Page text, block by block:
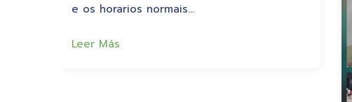
e os horarios normais…
Leer Más